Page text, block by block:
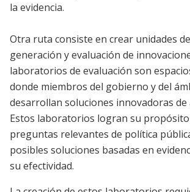
la evidencia.
Otra ruta consiste en crear unidades
generación y evaluación de
laboratorios de evaluación son
donde miembros del gobierno y del
desarrollan soluciones innovadoras de
Estos laboratorios logran su
preguntas relevantes de política
posibles soluciones basadas en
su efectividad.